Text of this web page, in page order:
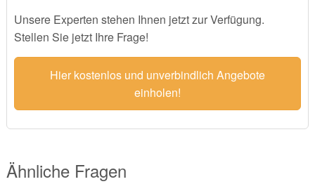
Unsere Experten stehen Ihnen jetzt zur Verfügung.
Stellen Sie jetzt Ihre Frage!
Hier kostenlos und unverbindlich Angebote
einholen!
Ähnliche Fragen